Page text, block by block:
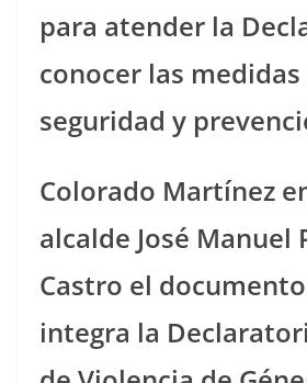
para atender la
conocer las medidas
seguridad y
Colorado Martínez
alcalde José Manuel
Castro el
integra la